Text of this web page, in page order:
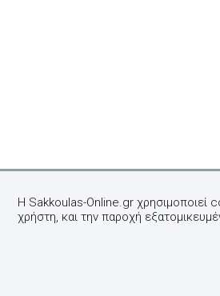
Η Sakkoulas-Online.gr χρησιμοποιεί
χρήστη, και την παροχή